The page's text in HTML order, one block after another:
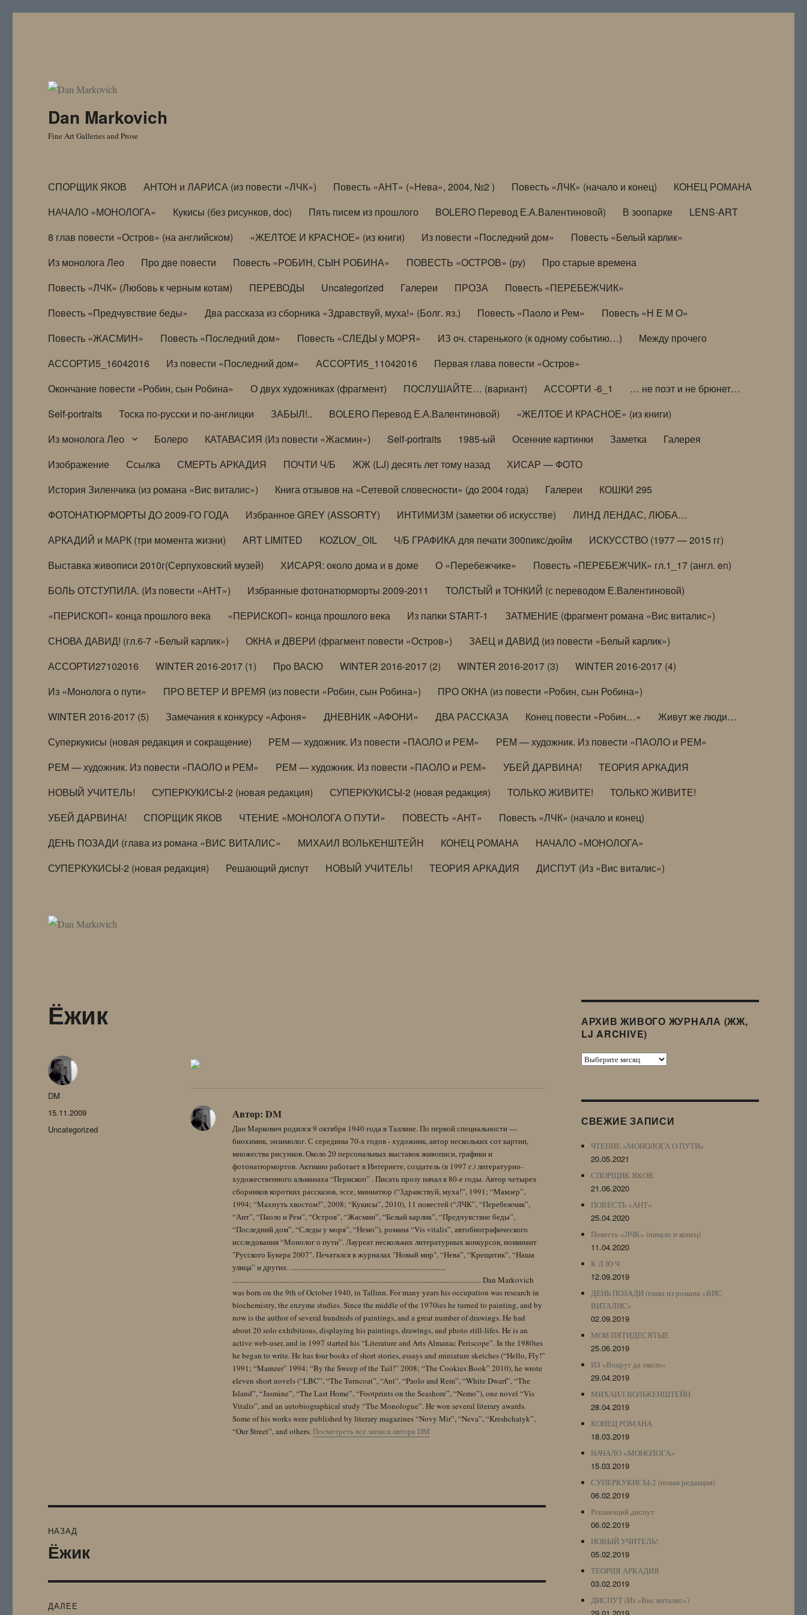
Dan Markovich
Fine Art Galleries and Prose
СПОРЩИК ЯКОВ АНТОН и ЛАРИСА (из повести «ЛЧК») Повесть «АНТ» («Нева», 2004, №2 ) Повесть «ЛЧК» (начало и конец)
КОНЕЦ РОМАНА
НАЧАЛО «МОНОЛОГА»
Кукисы (без рисунков, doc) Пять писем из прошлого BOLERO Перевод Е.А.Валентиновой) В зоопарке
LENS-ART
8 глав повести «Остров» (на английском)
«ЖЕЛТОЕ И КРАСНОЕ» (из книги) Из повести «Последний дом»
Повесть «Белый карлик»
Из монолога Лео
Про две повести Повесть «РОБИН, СЫН РОБИНА» ПОВЕСТЬ «ОСТРОВ» (ру)
Про старые времена
Повесть «ЛЧК» (Любовь к черным котам)
ПЕРЕВОДЫ Uncategorized Галереи ПРОЗА
Повесть «ПЕРЕБЕЖЧИК»
Повесть «Предчувствие беды»
Два рассказа из сборника «Здравствуй, муха!» (Болг. яз.) Повесть «Паоло и Рем»
Повесть «Н Е М О»
Повесть «ЖАСМИН»
Повесть «Последний дом» Повесть «СЛЕДЫ у МОРЯ» ИЗ оч. старенького (к одному событию…)
Между прочего
АССОРТИ5_16042016
Из повести «Последний дом» АССОРТИ5_11042016
Первая глава повести «Остров»
Окончание повести «Робин, сын Робина»
О двух художниках (фрагмент) ПОСЛУШАЙТЕ… (вариант) АССОРТИ -6_1
… не поэт и не брюнет…
Self-portraits
Тоска по-русски и по-англицки ЗАБЫЛ!.. BOLERO Перевод Е.А.Валентиновой)
«ЖЕЛТОЕ И КРАСНОЕ» (из книги)
Из монолога Лео
Болеро КАТАВАСИЯ (Из повести «Жасмин») Self-portraits 1985-ый Осенние картинки Заметка
Галерея
Изображение
Ссылка СМЕРТЬ АРКАДИЯ ПОЧТИ Ч/Б ЖЖ (LJ) десять лет тому назад
ХИСАР — ФОТО
История Зиленчика (из романа «Вис виталис»)
Книга отзывов на «Сетевой словесности» (до 2004 года) Галереи
КОШКИ 295
ФОТОНАТЮРМОРТЫ ДО 2009-ГО ГОДА
Избранное GREY (ASSORTY) ИНТИМИЗМ (заметки об искусстве)
ЛИНД ЛЕНДАС, ЛЮБА…
АРКАДИЙ и МАРК (три момента жизни)
ART LIMITED KOZLOV_OIL Ч/Б ГРАФИКА для печати 300пикс/дюйм
ИСКУССТВО (1977 — 2015 гг)
Выставка живописи 2010г(Серпуховский музей)
ХИСАРЯ: около дома и в доме О «Перебежчике»
Повесть «ПЕРЕБЕЖЧИК» гл.1_17 (англ. en)
БОЛЬ ОТСТУПИЛА. (Из повести «АНТ»)
Избранные фотонатюрморты 2009-2011
ТОЛСТЫЙ и ТОНКИЙ (с переводом Е.Валентиновой)
«ПЕРИСКОП» конца прошлого века
«ПЕРИСКОП» конца прошлого века Из папки START-1
ЗАТМЕНИЕ (фрагмент романа «Вис виталис»)
СНОВА ДАВИД! (гл.6-7 «Белый карлик»)
ОКНА и ДВЕРИ (фрагмент повести «Остров»)
ЗАЕЦ и ДАВИД (из повести «Белый карлик»)
АССОРТИ27102016
WINTER 2016-2017 (1) Про ВАСЮ WINTER 2016-2017 (2) WINTER 2016-2017 (3)
WINTER 2016-2017 (4)
Из «Монолога о пути»
ПРО ВЕТЕР И ВРЕМЯ (из повести «Робин, сын Робина»)
ПРО ОКНА (из повести «Робин, сын Робина»)
WINTER 2016-2017 (5)
Замечания к конкурсу «Афоня» ДНЕВНИК «АФОНИ» ДВА РАССКАЗА Конец повести «Робин…»
Живут же люди…
Суперкукисы (новая редакция и сокращение)
РЕМ — художник. Из повести «ПАОЛО и РЕМ»
РЕМ — художник. Из повести «ПАОЛО и РЕМ»
РЕМ — художник. Из повести «ПАОЛО и РЕМ»
РЕМ — художник. Из повести «ПАОЛО и РЕМ» УБЕЙ ДАРВИНА!
ТЕОРИЯ АРКАДИЯ
НОВЫЙ УЧИТЕЛЬ!
СУПЕРКУКИСЫ-2 (новая редакция) СУПЕРКУКИСЫ-2 (новая редакция) ТОЛЬКО ЖИВИТЕ!
ТОЛЬКО ЖИВИТЕ!
УБЕЙ ДАРВИНА!
СПОРЩИК ЯКОВ ЧТЕНИЕ «МОНОЛОГА О ПУТИ» ПОВЕСТЬ «АНТ»
Повесть «ЛЧК» (начало и конец)
ДЕНЬ ПОЗАДИ (глава из романа «ВИС ВИТАЛИС»
МИХАИЛ ВОЛЬКЕНШТЕЙН КОНЕЦ РОМАНА
НАЧАЛО «МОНОЛОГА»
СУПЕРКУКИСЫ-2 (новая редакция)
Решающий диспут НОВЫЙ УЧИТЕЛЬ! ТЕОРИЯ АРКАДИЯ ДИСПУТ (Из «Вис виталис»)
Ёжик
Автор: DM
Дан Маркович родился 9 октября 1940 года в Таллине. По первой специальности —
биохимик, энзимолог. С середины 70-х годов - художник, автор нескольких сот картин,
множества рисунков. Около 20 персональных выставок живописи, графики и
фотонатюрмортов. Активно работает в Интернете, создатель (в 1997 г.) литературно-
художественного альманаха “Перископ” . Писать прозу начал в 80-е годы. Автор четырех
сборников коротких рассказов, эссе, миниатюр (“Здравствуй, муха!”, 1991; “Мамзер”,
1994; “Махнуть хвостом!”, 2008; “Кукисы”, 2010), 11 повестей (“ЛЧК”, “Перебежчик”,
“Ант”, “Паоло и Рем”, “Остров”, “Жасмин”, “Белый карлик”, “Предчувствие беды”,
“Последний дом”, “Следы у моря”, “Немо”), романа “Vis vitalis”, автобиографического
исследования “Монолог о пути”. Лауреат нескольких литературных конкурсов, номинант
"Русского Букера 2007". Печатался в журналах "Новый мир", “Нева”, “Крещатик”, “Наша
улица” и других. ......................................................................................
.......................................................................................................................................... Dan Markovich
was born on the 9th of October 1940, in Tallinn. For many years his occupation was research in
biochemistry, the enzyme studies. Since the middle of the 1970ies he turned to painting, and by
now is the author of several hundreds of paintings, and a great number of drawings. He had
about 20 solo exhibitions, displaying his paintings, drawings, and photo still-lifes. He is an
active web-user, and in 1997 started his “Literature and Arts Almanac Periscope”. In the 1980ies
he began to write. He has four books of short stories, essays and miniature sketches (“Hello, Fly!”
1991; “Mamzer” 1994; “By the Sweep of the Tail!” 2008; “The Cookies Book” 2010), he wrote
eleven short novels (“LBC”, “The Turncoat”, “Ant”, “Paolo and Rem”, “White Dwarf”, “The
Island”, “Jasmine”, “The Last Home”, “Footprints on the Seashore”, “Nemo”), one novel “Vis
Vitalis”, and an autobiographical study “The Monologue”. He won several literary awards.
Some of his works were published by literary magazines “Novy Mir”, “Neva”, “Kreshchatyk”,
“Our Street”, and others. Посмотреть все записи автора DM
Автор
DM
Опубликовано
15.11.2009
Рубрики
Uncategorized
по
НАЗАД
Предыдущая
Ёжик
ДАЛЕЕ
АРХИВ ЖИВОГО ЖУРНАЛА (ЖЖ,
LJ ARCHIVE)
Архив
Archive)
СВЕЖИЕ ЗАПИСИ
ЧТЕНИЕ «МОНОЛОГА О ПУТИ»
20.05.2021
СПОРЩИК ЯКОВ
21.06.2020
ПОВЕСТЬ «АНТ»
25.04.2020
Повесть «ЛЧК» (начало и конец)
11.04.2020
К Л Ю Ч
12.09.2019
ДЕНЬ ПОЗАДИ (глава из романа «ВИС
ВИТАЛИС»
02.09.2019
МОИ ПЯТИДЕСЯТЫЕ
25.06.2019
ИЗ «Вокруг да около»
29.04.2019
МИХАИЛ ВОЛЬКЕНШТЕЙН
28.04.2019
КОНЕЦ РОМАНА
18.03.2019
НАЧАЛО «МОНОЛОГА»
15.03.2019
СУПЕРКУКИСЫ-2 (новая редакция)
06.02.2019
Решающий диспут
06.02.2019
НОВЫЙ УЧИТЕЛЬ!
05.02.2019
ТЕОРИЯ АРКАДИЯ
03.02.2019
ДИСПУТ (Из «Вис виталис»)